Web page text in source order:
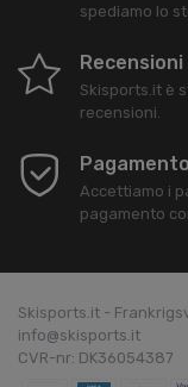
spediamo lo
Skisports.it è
recensioni.
Accettiamo i
pagamento
Skisports.it -
info@skisports.it
CVR-nr: DK36054387